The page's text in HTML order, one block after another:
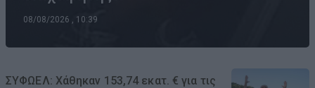
08/08/2026 , 10:39
ΣΥΦΩΕΛ: Χάθηκαν 153,74 εκατ. € για τις